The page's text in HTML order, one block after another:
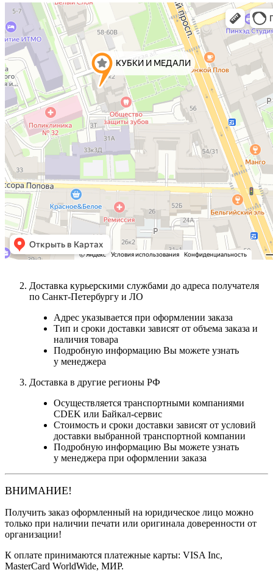
Доставка курьерскими службами до адреса получателя
по Санкт-Петербургу и ЛО
Адрес указывается при оформлении заказа
Тип и сроки доставки зависят от объема заказа и
наличия товара
Подробную информацию Вы можете узнать
у менеджера
Доставка в другие регионы РФ
Осуществляется транспортными компаниями
CDEK или Байкал-сервис
Стоимость и сроки доставки зависят от условий
доставки выбранной транспортной компании
Подробную информацию Вы можете узнать
у менеджера при оформлении заказа
ВНИМАНИЕ!
Получить заказ оформленный на юридическое лицо можно
только при наличии печати или оригинала доверенности от
организации!
К оплате принимаются платежные карты: VISA Inc,
MasterCard WorldWide, МИР.